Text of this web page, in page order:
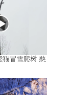
猫冒雪爬树 憨